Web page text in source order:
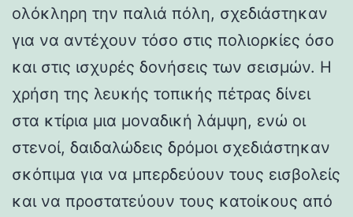
ολόκληρη την παλιά πόλη, σχεδιάστηκαν
για να αντέχουν τόσο στις πολιορκίες όσο
και στις ισχυρές δονήσεις των σεισμών. Η
χρήση της λευκής τοπικής πέτρας δίνει
στα κτίρια μια μοναδική λάμψη, ενώ οι
στενοί, δαιδαλώδεις δρόμοι σχεδιάστηκαν
σκόπιμα για να μπερδεύουν τους εισβολείς
και να προστατεύουν τους κατοίκους από